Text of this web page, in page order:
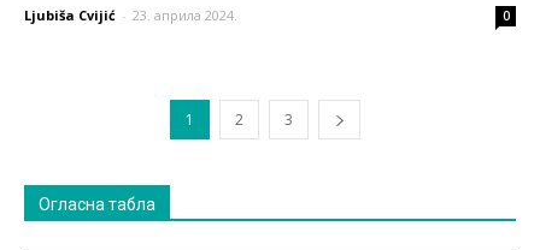
Ljubiša Cvijić - 23. априла 2024. 0
1 2 3
Огласна табла